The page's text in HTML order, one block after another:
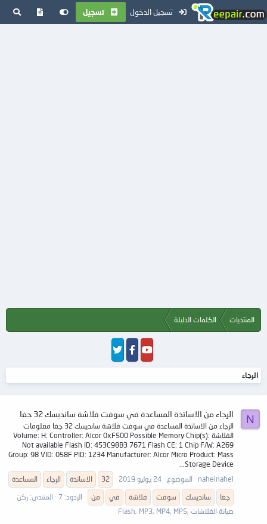
تسجيل الدخول تسجيل
المنتديات الكلمات الدليلة
الرجاء
N الرجاء من الاساتذة المساعدة في سوفت فلاشة سانديسك 32 جغا
الرجاء من الاساتذة المساعدة في سوفت فلاشة سانديسك 32 جغا معلومات
الفلاشة Volume: H: Controller: Alcor 0xF500 Possible Memory Chip(s):
Not available Flash ID: 453C98B3 7671 Flash CE: 1 Chip F/W: A269
Group: 98 VID: 058F PID: 1234 Manufacturer: Alcor Micro Product: Mass
Storage Device...
nahelnahel
الموضوع 24 يوليو 2019 32 الاساتذة الرجاء
المساعدة
جغا
سانديسك سوفت فلاشة في من الردود: 7 المنتدى: ركن
صيانة الفلاشات ,Flash, MP3, MP4, MP5